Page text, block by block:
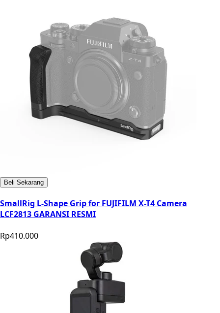
Beli Sekarang
SmallRig L-Shape Grip for FUJIFILM X-T4 Camera
LCF2813 GARANSI RESMI
Rp410.000